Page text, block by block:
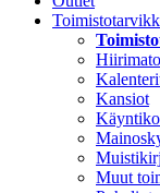
Kansiot
Muut